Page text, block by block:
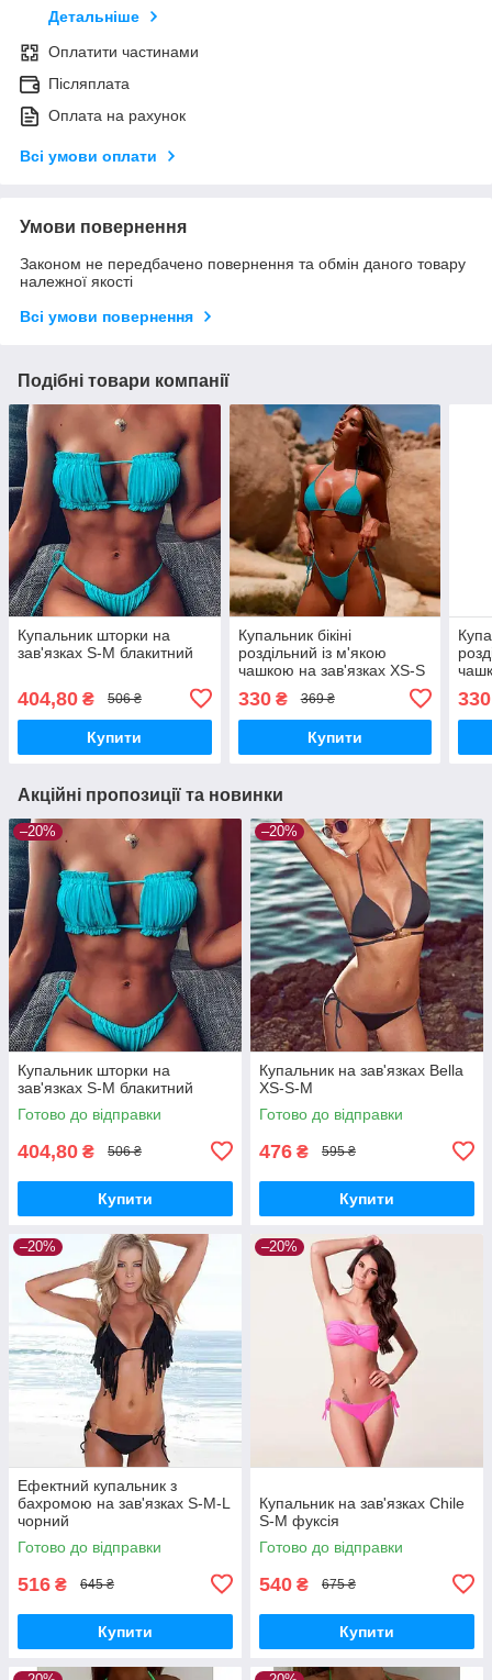
Детальніше
Оплатити частинами
Післяплата
Оплата на рахунок
Всі умови оплати
Умови повернення
Законом не передбачено повернення та обмін даного товару
належної якості
Всі умови повернення
Подібні товари компанії
Купальник шторки на
зав'язках S-M блакитний
404,80 ₴ 506 ₴
Купити
Купальник бікіні
роздільний із м'якою
чашкою на зав'язках XS-S
330₴ 369 ₴
Купити
330
Акційні пропозиції та новинки
–20%
Купальник шторки на
зав'язках S-M блакитний
Готово до відправки
404,80 ₴ 506 ₴
Купити
–20%
Купальник на зав'язках Bella
XS-S-M
Готово до відправки
476 ₴ 595 ₴
Купити
–20%
Ефектний купальник з
бахромою на зав'язках S-M-L
чорний
Готово до відправки
516 ₴ 645 ₴
Купити
–20%
Купальник на зав'язках Chile
S-M фуксія
Готово до відправки
540 ₴ 675 ₴
Купити